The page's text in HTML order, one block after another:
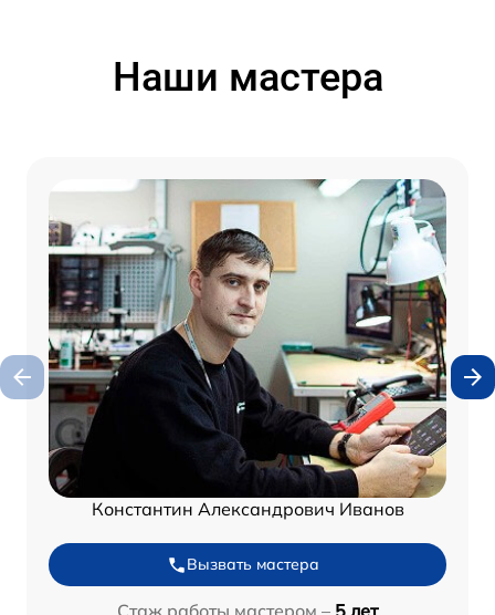
Наши мастера
Константин Александрович Иванов
Вызвать мастера